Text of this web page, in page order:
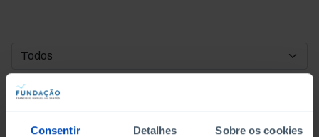
Consentir Detalhes Sobre os cookies
DATA DE INÍCIO
DATA DE FIM